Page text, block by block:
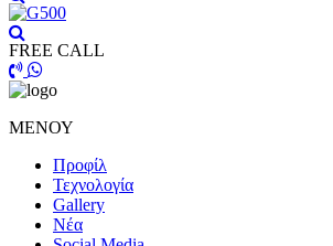
FREE CALL
ΜΕΝΟΥ
Προφίλ
Τεχνολογία
Gallery
Νέα